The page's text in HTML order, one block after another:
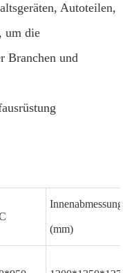
Autoteilen,
um die
Branchen und
Innenabmessungen
(mm)